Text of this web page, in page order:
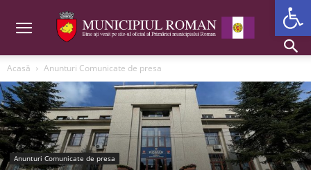
Acasă Anunturi Comunicate de presa
Anunturi Comunicate de presa